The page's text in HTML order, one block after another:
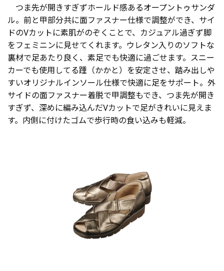
つま先が開きすぎずホールド感あるオープントゥサンダ
ル。前と甲部分共に面ファスナー仕様で調整ができ、サイ
ドのVカットに素肌がのぞくことで、カジュアル過ぎず脚
をフェミニンに見せてくれます。ウレタン入りのソフトな
裏材で足あたり良く、素足でも快適に過ごせます。スニー
カーでも使用してる踵（かかと）を安定させ、踏み出しや
すいオリジナルインソール仕様で快適に足をサポート。外
サイドの面ファスナー着脱で甲調整もでき、つま先が開き
すぎず、深めに編み込んだVカットで足がきれいに見えま
す。内側に付けたゴムで歩行時の食い込みも軽減。